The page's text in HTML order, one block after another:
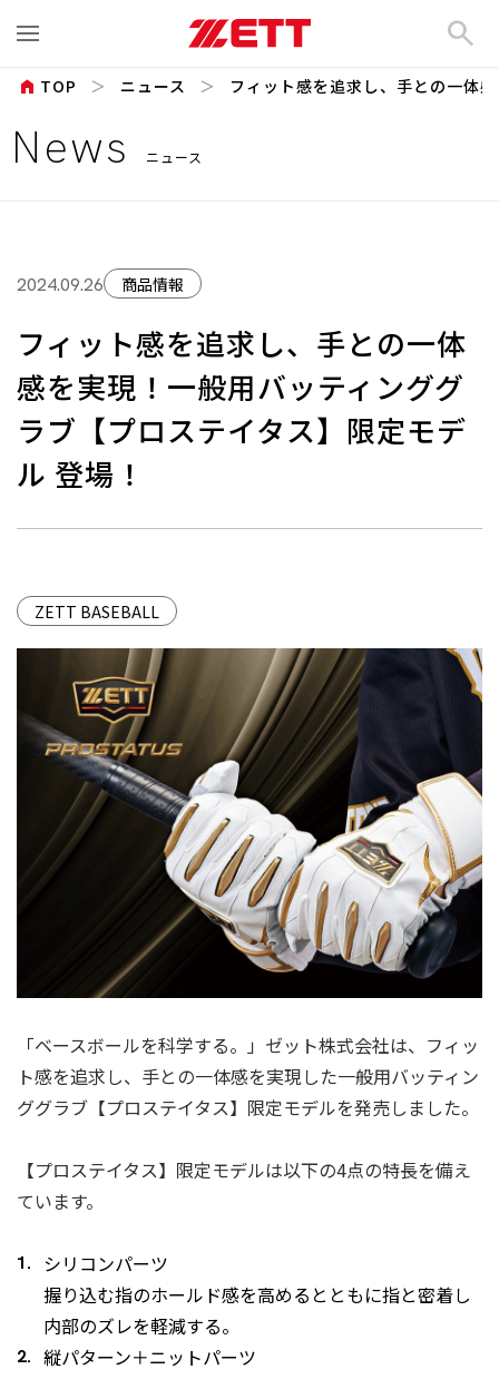
search
News ニュース
home TOP ニュース フィット感を追求し、⼿との⼀体
2024.09.26 商品情報
フィット感を追求し、⼿との⼀体
感を実現！⼀般⽤バッティンググ
ラブ【プロステイタス】限定モデ
ル 登場！
ZETT BASEBALL
「ベースボールを科学する。」ゼット株式会社は、フィッ
ト感を追求し、手との一体感を実現した一般用バッティン
ググラブ【プロステイタス】限定モデルを発売しました。
【プロステイタス】限定モデルは以下の4点の特⻑を備え
ています。
シリコンパーツ
握り込む指のホールド感を高めるとともに指と密着し
内部のズレを軽減する。
縦パターン＋ニットパーツ